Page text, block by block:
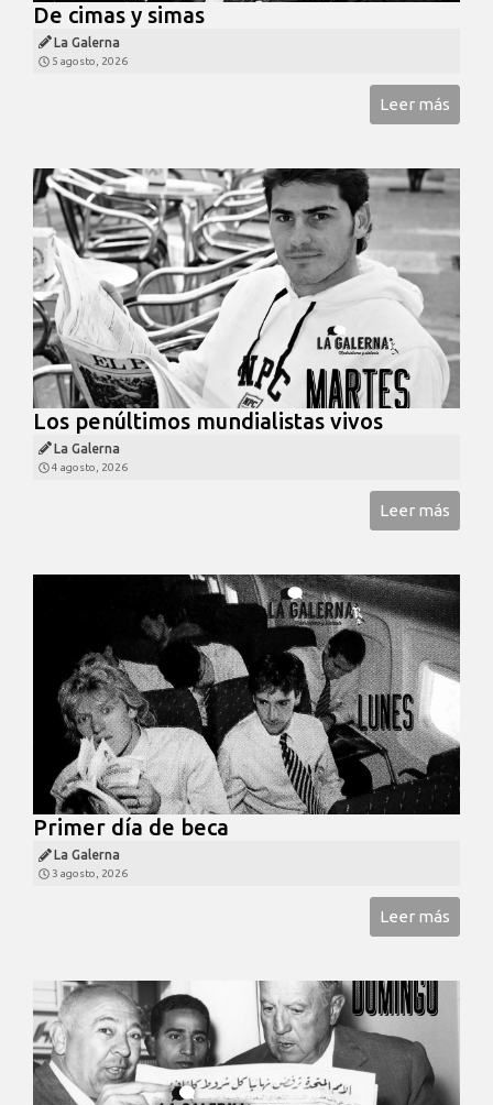
De cimas y simas
La Galerna
5 agosto, 2026
Leer más
Los penúltimos mundialistas vivos
La Galerna
4 agosto, 2026
Leer más
Primer día de beca
La Galerna
3 agosto, 2026
Leer más